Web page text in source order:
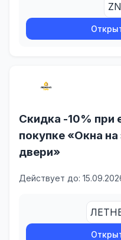
Скидка -10% при
покупке «Окна
двери»
Действует до: